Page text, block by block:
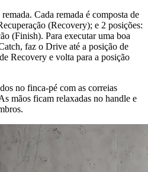
Cada remada é composta de
(Recovery); e 2 posições:
(Finish). Para executar uma boa
faz o Drive até a posição de
Recovery e volta para a posição
no finca-pé com as correias
mãos ficam relaxadas no handle e